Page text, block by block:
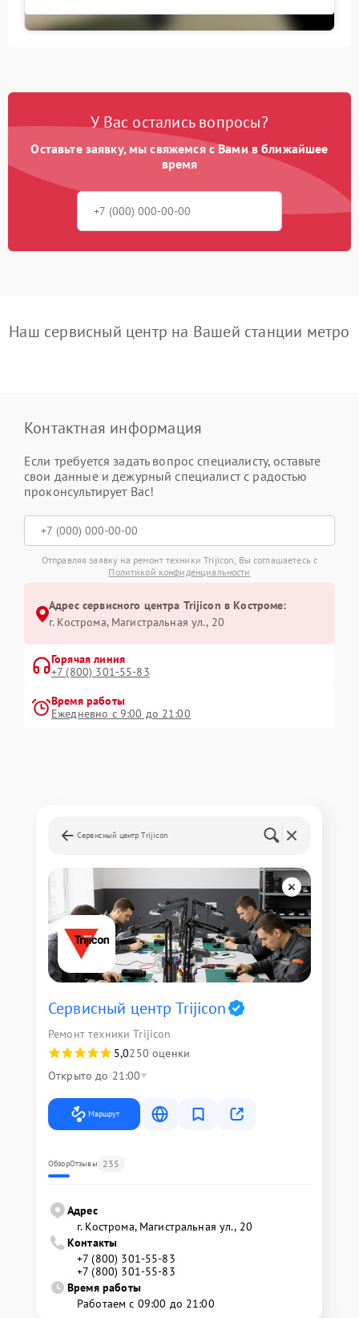
У Вас остались вопросы?
Оставьте заявку, мы свяжемся с Вами в ближайшее
время
Наш сервисный центр на Вашей станции метро
Контактная информация
Если требуется задать вопрос специалисту, оставьте
свои данные и дежурный специалист с радостью
проконсультирует Вас!
Отправляя заявку на ремонт техники Trijicon, Вы соглашаетесь с
Политикой конфиденциальности
Адрес сервисного центра Trijicon в Костроме:
г. Кострома, Магистральная ул., 20
Горячая линия
+7 (800) 301-55-83
Время работы
Ежедневно с 9:00 до 21:00
Сервисный центр Trijicon
Сервисный центр Trijicon
Ремонт техники Trijicon
5,0250 оценки
Открыто до 21:00
Маршрут
ОбзорОтзывы 235
Адрес
г. Кострома, Магистральная ул., 20
Контакты
+7 (800) 301-55-83
+7 (800) 301-55-83
Время работы
Работаем с 09:00 до 21:00